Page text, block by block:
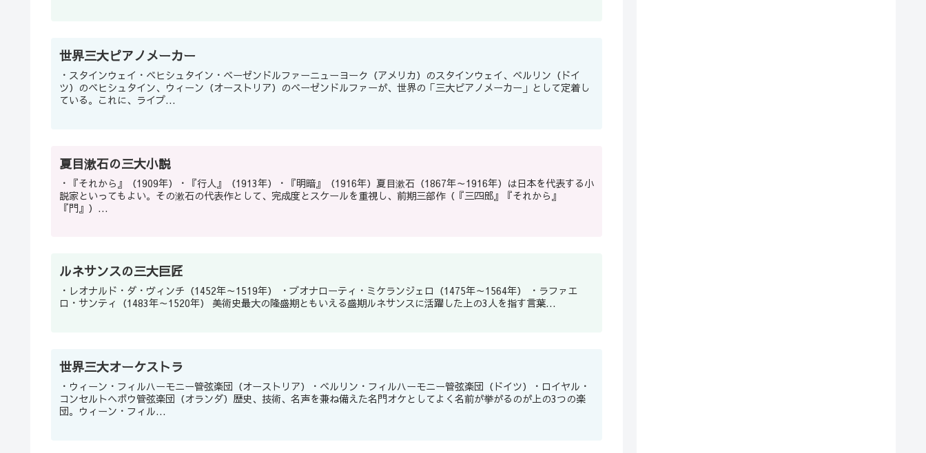
世界三大ピアノメーカー
・スタインウェイ・ベヒシュタイン・ベーゼンドルファーニューヨーク（アメリカ）のスタインウェイ、ベルリン（ドイ
ツ）のベヒシュタイン、ウィーン（オーストリア）のベーゼンドルファーが、世界の「三大ピアノメーカー」として定着し
ている。これに、ライプ...
夏目漱石の三大小説
・『それから』（1909年）・『行人』（1913年）・『明暗』（1916年）夏目漱石（1867年～1916年）は日本を代表する小
説家といってもよい。その漱石の代表作として、完成度とスケールを重視し、前期三部作（『三四郎』『それから』
『門』）...
ルネサンスの三大巨匠
・レオナルド・ダ・ヴィンチ（1452年～1519年） ・ブオナローティ・ミケランジェロ（1475年～1564年） ・ラファエ
ロ・サンティ（1483年～1520年） 美術史最大の隆盛期ともいえる盛期ルネサンスに活躍した上の3人を指す言葉...
世界三大オーケストラ
・ウィーン・フィルハーモニー管弦楽団（オーストリア）・ベルリン・フィルハーモニー管弦楽団（ドイツ）・ロイヤル・
コンセルトヘボウ管弦楽団（オランダ）歴史、技術、名声を兼ね備えた名門オケとしてよく名前が挙がるのが上の3つの楽
団。ウィーン・フィル...